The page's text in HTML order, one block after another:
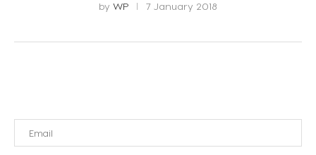
by WP 7 January 2018